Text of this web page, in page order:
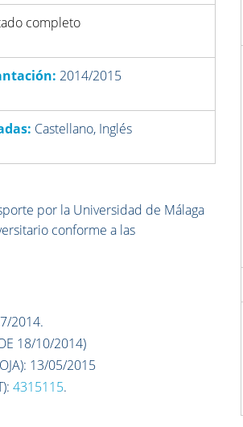
completo
2014/2015
Castellano, Inglés
por la Universidad de Málaga
conforme a las
2014.
18/10/2014)
13/05/2015
4315115.